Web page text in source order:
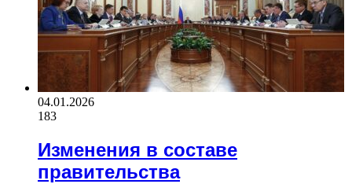
04.01.2026
183
Изменения в составе
правительства